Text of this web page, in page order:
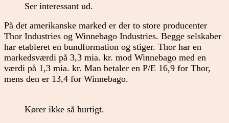
Ser interessant ud.
På det amerikanske marked er der to store producenter
Thor Industries og Winnebago Industries. Begge selskaber
har etableret en bundformation og stiger. Thor har en
markedsværdi på 3,3 mia. kr. mod Winnebago med en
værdi på 1,3 mia. kr. Man betaler en P/E 16,9 for Thor,
mens den er 13,4 for Winnebago.
Kører ikke så hurtigt.